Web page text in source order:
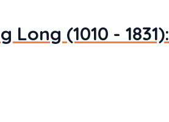
Long (1010 - 1831):